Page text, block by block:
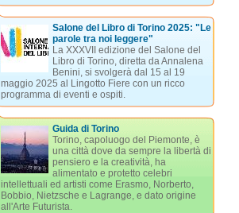
Salone del Libro di Torino 2025: "Le
parole tra noi leggere"
La XXXVII edizione del Salone del
Libro di Torino, diretta da Annalena
Benini, si svolgerà dal 15 al 19
maggio 2025 al Lingotto Fiere con un ricco
programma di eventi e ospiti.
Guida di Torino
Torino, capoluogo del Piemonte, è
una città dove da sempre la libertà di
pensiero e la creatività, ha
alimentato e protetto celebri
intellettuali ed artisti come Erasmo, Norberto,
Bobbio, Nietzsche e Lagrange, e dato origine
all'Arte Futurista.